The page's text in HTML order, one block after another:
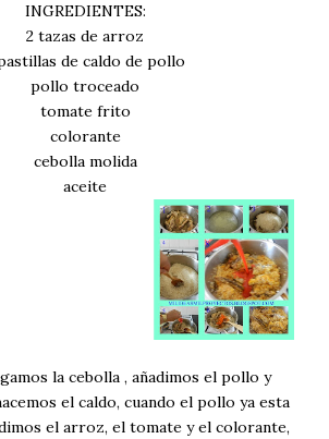
INGREDIENTES:
2 tazas de arroz
de caldo de pollo
pollo troceado
tomate frito
colorante
cebolla molida
aceite
la cebolla , añadimos el pollo y
el caldo, cuando el pollo ya esta
el arroz, el tomate y el colorante,